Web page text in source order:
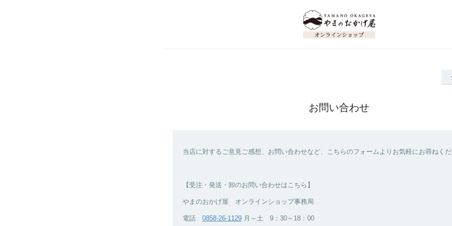
お問い合わせ
当店に対するご意見ご感想、お問い合わせなど、こちらのフォームよりお気軽にお尋ねくだ
【受注・発送・卸のお問い合わせはこちら】
やまのおかげ屋 オンラインショップ事務局
電話 0858-26-1129 月～土 9：30～18：00